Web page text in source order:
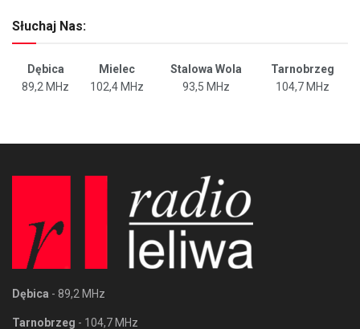
Słuchaj Nas:
Dębica Mielec Stalowa Wola
Tarnobrzeg
89,2 MHz
102,4 MHz 93,5 MHz 104,7 MHz
Dębica - 89,2 MHz
Tarnobrzeg - 104,7 MHz